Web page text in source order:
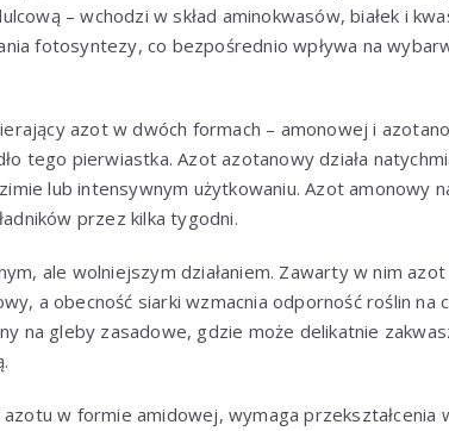
– wchodzi w skład aminokwasów, białek i
fotosyntezy, co bezpośrednio wpływa na
azot w dwóch formach – amonowej i
tego pierwiastka. Azot azotanowy działa
lub intensywnym użytkowaniu. Azot amonowy
przez kilka tygodni.
ale wolniejszym działaniem. Zawarty w nim
a obecność siarki wzmacnia odporność roślin na
na gleby zasadowe, gdzie może delikatnie
azotu w formie amidowej, wymaga przekształcenia